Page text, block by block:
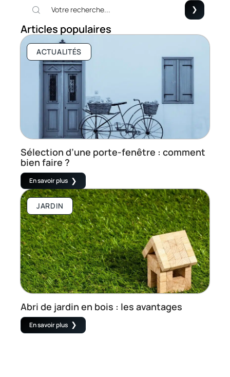
Articles populaires
ACTUALITÉS
Sélection d’une porte-fenêtre : comment
bien faire ?
En savoir plus
JARDIN
Abri de jardin en bois : les avantages
En savoir plus